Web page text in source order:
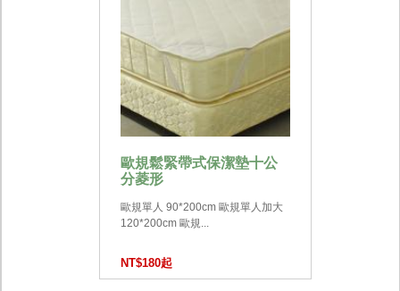
歐規鬆緊帶式保潔墊十公
分菱形
歐規單人 90*200cm 歐規單人加大
120*200cm 歐規...
NT$180起